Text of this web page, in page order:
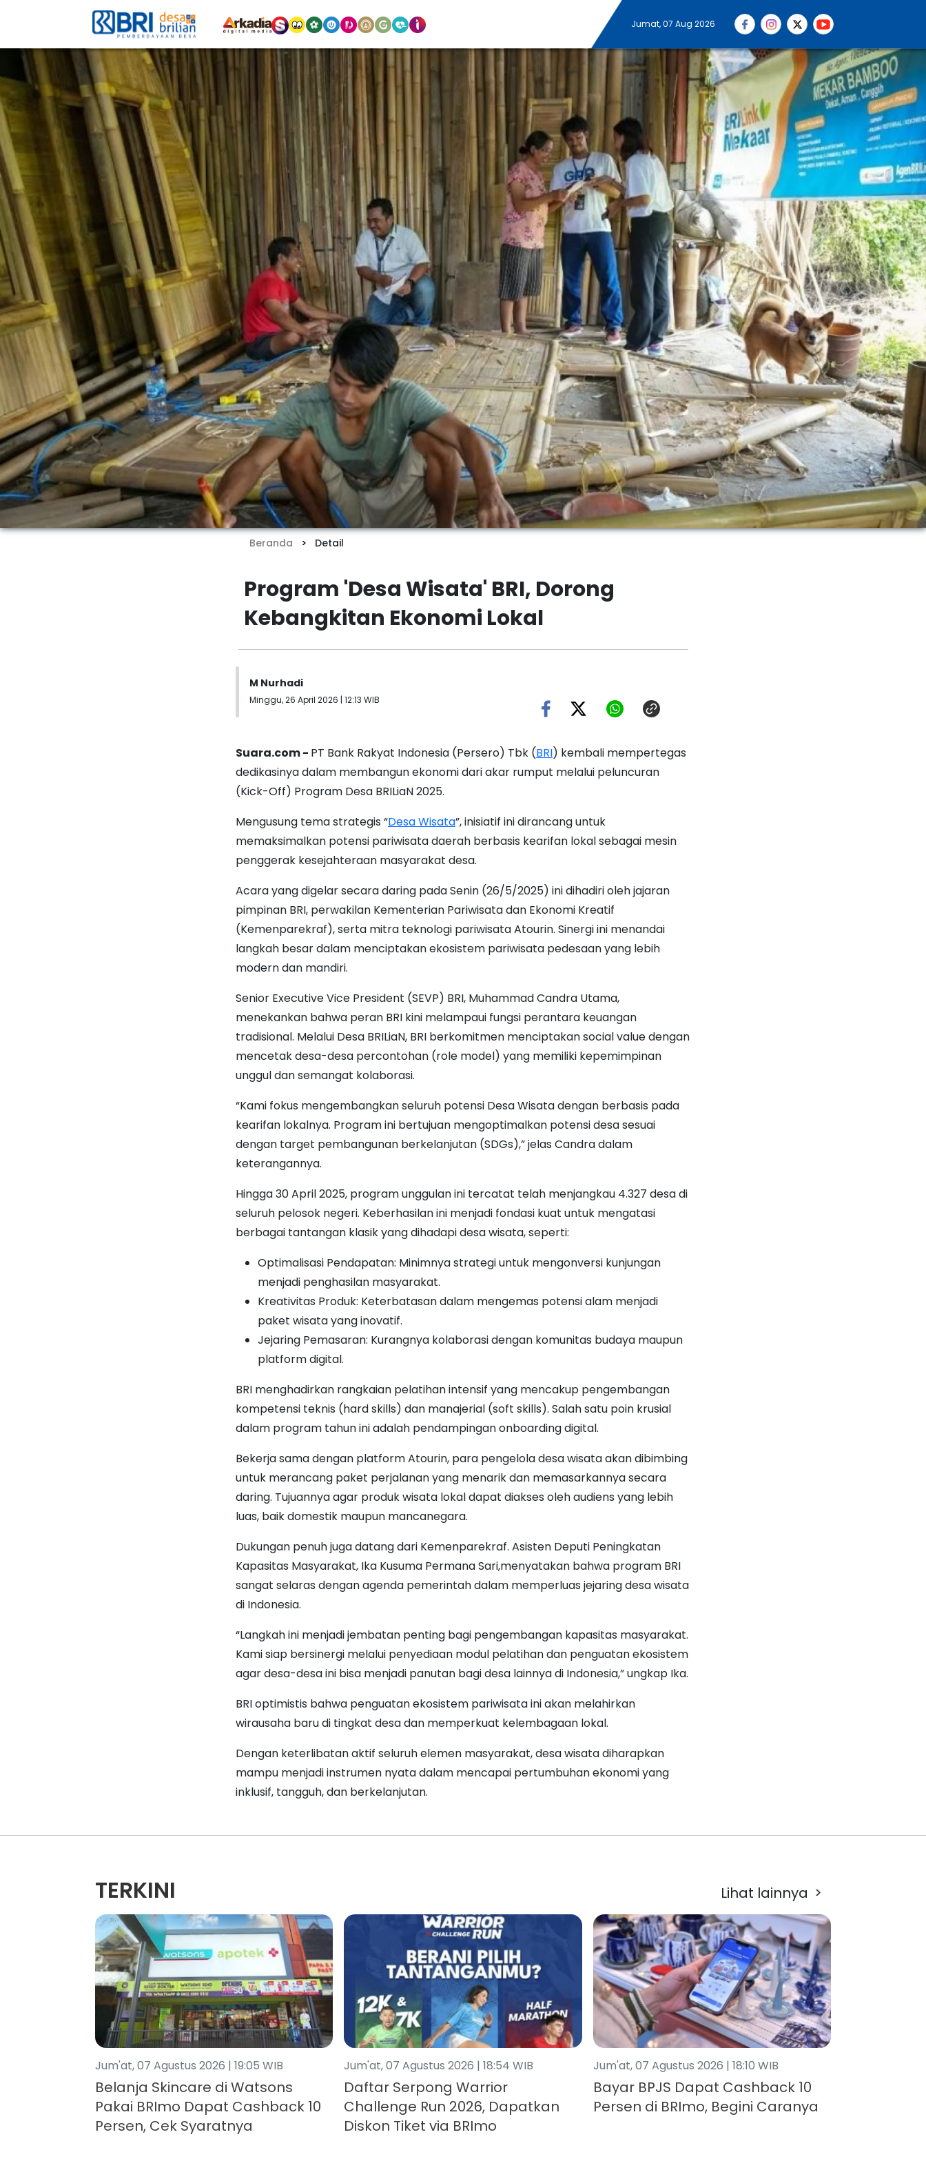
Jumat, 07 Aug 2026
Beranda Detail
Program 'Desa Wisata' BRI, Dorong
Kebangkitan Ekonomi Lokal
M Nurhadi
Minggu, 26 April 2026 | 12:13 WIB
Suara.com - PT Bank Rakyat Indonesia (Persero) Tbk (BRI) kembali mempertegas
dedikasinya dalam membangun ekonomi dari akar rumput melalui peluncuran
(Kick-Off) Program Desa BRILiaN 2025.
Mengusung tema strategis “Desa Wisata”, inisiatif ini dirancang untuk
memaksimalkan potensi pariwisata daerah berbasis kearifan lokal sebagai mesin
penggerak kesejahteraan masyarakat desa.
Acara yang digelar secara daring pada Senin (26/5/2025) ini dihadiri oleh jajaran
pimpinan BRI, perwakilan Kementerian Pariwisata dan Ekonomi Kreatif
(Kemenparekraf), serta mitra teknologi pariwisata Atourin. Sinergi ini menandai
langkah besar dalam menciptakan ekosistem pariwisata pedesaan yang lebih
modern dan mandiri.
Senior Executive Vice President (SEVP) BRI, Muhammad Candra Utama,
menekankan bahwa peran BRI kini melampaui fungsi perantara keuangan
tradisional. Melalui Desa BRILiaN, BRI berkomitmen menciptakan social value dengan
mencetak desa-desa percontohan (role model) yang memiliki kepemimpinan
unggul dan semangat kolaborasi.
“Kami fokus mengembangkan seluruh potensi Desa Wisata dengan berbasis pada
kearifan lokalnya. Program ini bertujuan mengoptimalkan potensi desa sesuai
dengan target pembangunan berkelanjutan (SDGs),” jelas Candra dalam
keterangannya.
Hingga 30 April 2025, program unggulan ini tercatat telah menjangkau 4.327 desa di
seluruh pelosok negeri. Keberhasilan ini menjadi fondasi kuat untuk mengatasi
berbagai tantangan klasik yang dihadapi desa wisata, seperti:
Optimalisasi Pendapatan: Minimnya strategi untuk mengonversi kunjungan
menjadi penghasilan masyarakat.
Kreativitas Produk: Keterbatasan dalam mengemas potensi alam menjadi
paket wisata yang inovatif.
Jejaring Pemasaran: Kurangnya kolaborasi dengan komunitas budaya maupun
platform digital.
BRI menghadirkan rangkaian pelatihan intensif yang mencakup pengembangan
kompetensi teknis (hard skills) dan manajerial (soft skills). Salah satu poin krusial
dalam program tahun ini adalah pendampingan onboarding digital.
Bekerja sama dengan platform Atourin, para pengelola desa wisata akan dibimbing
untuk merancang paket perjalanan yang menarik dan memasarkannya secara
daring. Tujuannya agar produk wisata lokal dapat diakses oleh audiens yang lebih
luas, baik domestik maupun mancanegara.
Dukungan penuh juga datang dari Kemenparekraf. Asisten Deputi Peningkatan
Kapasitas Masyarakat, Ika Kusuma Permana Sari,menyatakan bahwa program BRI
sangat selaras dengan agenda pemerintah dalam memperluas jejaring desa wisata
di Indonesia.
“Langkah ini menjadi jembatan penting bagi pengembangan kapasitas masyarakat.
Kami siap bersinergi melalui penyediaan modul pelatihan dan penguatan ekosistem
agar desa-desa ini bisa menjadi panutan bagi desa lainnya di Indonesia,” ungkap Ika.
BRI optimistis bahwa penguatan ekosistem pariwisata ini akan melahirkan
wirausaha baru di tingkat desa dan memperkuat kelembagaan lokal.
Dengan keterlibatan aktif seluruh elemen masyarakat, desa wisata diharapkan
mampu menjadi instrumen nyata dalam mencapai pertumbuhan ekonomi yang
inklusif, tangguh, dan berkelanjutan.
TERKINI Lihat lainnya >
Jum'at, 07 Agustus 2026 | 19:05 WIB
Belanja Skincare di Watsons
Pakai BRImo Dapat Cashback 10
Persen, Cek Syaratnya
Jum'at, 07 Agustus 2026 | 18:54 WIB
Daftar Serpong Warrior
Challenge Run 2026, Dapatkan
Diskon Tiket via BRImo
Jum'at, 07 Agustus 2026 | 18:10 WIB
Bayar BPJS Dapat Cashback 10
Persen di BRImo, Begini Caranya